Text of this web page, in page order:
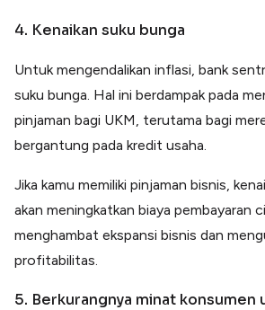
4. Kenaikan suku bunga
Untuk mengendalikan inflasi, bank
suku bunga. Hal ini berdampak pada
pinjaman bagi UKM, terutama bagi
bergantung pada kredit usaha.
Jika kamu memiliki pinjaman bisnis,
akan meningkatkan biaya pembayaran
menghambat ekspansi bisnis dan
profitabilitas.
5. Berkurangnya minat konsumen